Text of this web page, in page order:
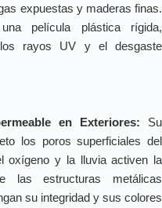
expuestas y maderas finas.
película plástica rígida,
los rayos UV y el desgaste
en Exteriores: Su
los poros superficiales del
oxígeno y la lluvia activen la
las estructuras metálicas
su integridad y sus colores